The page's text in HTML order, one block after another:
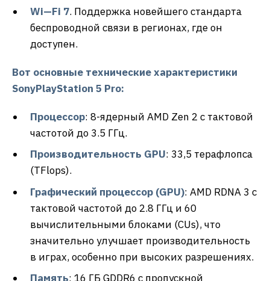
Wi—Fi 7. Поддержка новейшего стандарта
беспроводной связи в регионах, где он
доступен.
Вот основные технические характеристики
SonyPlayStation 5 Pro:
Процессор: 8-ядерный AMD Zen 2 с тактовой
частотой до 3.5 ГГц.
Производительность GPU: 33,5 терафлопса
(TFlops).
Графический процессор (GPU): AMD RDNA 3 с
тактовой частотой до 2.8 ГГц и 60
вычислительными блоками (CUs), что
значительно улучшает производительность
в играх, особенно при высоких разрешениях.
Память: 16 ГБ GDDR6 с пропускной